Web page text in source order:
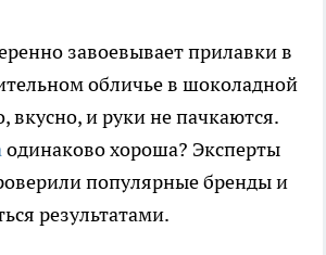
завоевывает прилавки в
обличье в шоколадной
вкусно, и руки не пачкаются.
одинаково хороша? Эксперты
популярные бренды и
результатами.